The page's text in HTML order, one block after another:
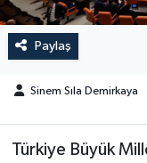
Paylaş
Sinem Sıla Demirkaya
Türkiye Büyük